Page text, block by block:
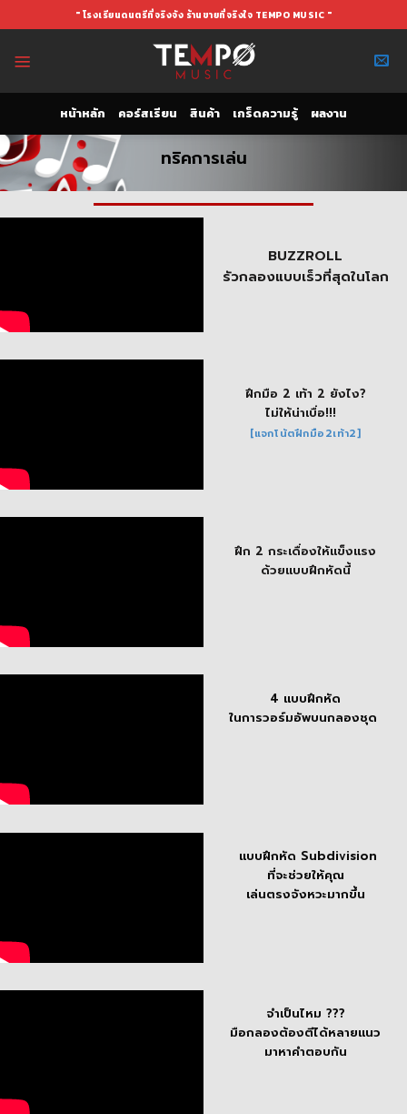
to
" โรงเรียนดนตรีที่จริงจัง ร้านขายที่จริงใจ TEMPO MUSIC "
หน้าหลัก คอร์สเรียน สินค้า เกร็ดความรู้ ผลงาน
ทริคการเล่น
BUZZROLL
รัวกลองแบบเร็วที่สุดในโลก
ฝึกมือ 2 เท้า 2 ยังไง?
ไม่ให้น่าเบื่อ!!!
[แจกโน้ตฝึกมือ2เท้า2]
ฝึก 2 กระเดื่องให้แข็งแรง
ด้วยแบบฝึกหัดนี้
4 แบบฝึกหัด
ในการวอร์มอัพบนกลองชุด
แบบฝึกหัด Subdivision
ที่จะช่วยให้คุณ
เล่นตรงจังหวะมากขึ้น
จำเป็นไหม ???
มือกลองต้องตีได้หลายแนว
มาหาคำตอบกัน